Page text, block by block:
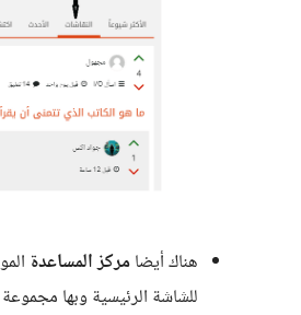
هناك أيضامركز المساعدة
للشاشة الرئيسية وبها